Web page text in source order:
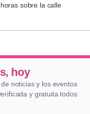
sobre la calle
hoy
noticias y los eventos
y gratuita todos